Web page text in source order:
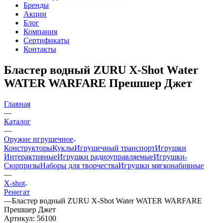
Бренды
Акции
Блог
Компания
Сертификаты
Контакты
Бластер водный ZURU X-Shot Water
WATER WARFARE Прешшер Джет
Главная
—
Каталог
—
Оружие игрушечное
КонструкторыКуклыИгрушечный транспортИгрушки
ИнтерактивныеИгрушки радиоуправляемыеИгрушки-
СюрпризыНаборы для творчестваИгрушки мягконабивные
—
X-shot
Ренегат
—Бластер водный ZURU X-Shot Water WATER WARFARE
Прешшер Джет
Артикул: 56100